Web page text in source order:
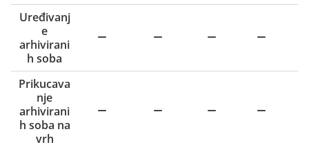
Uređivanj
e
arhivirani
h soba
Prikucava
nje
arhivirani
h soba na
vrh